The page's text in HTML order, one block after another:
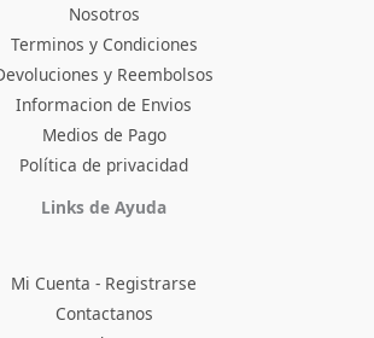
Nosotros
Terminos y Condiciones
y Reembolsos
Informacion de Envios
Medios de Pago
Política de privacidad
Links de Ayuda
Mi Cuenta - Registrarse
Contactanos
Facebook
Instagram
TikTokPinterest